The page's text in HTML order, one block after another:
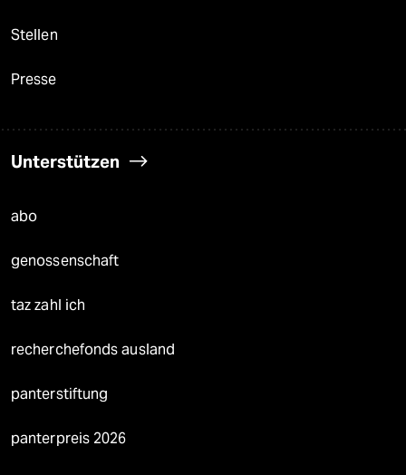
Stellen
Presse
Unterstützen
abo
genossenschaft
taz zahl ich
recherchefonds ausland
panterstiftung
panterpreis 2026